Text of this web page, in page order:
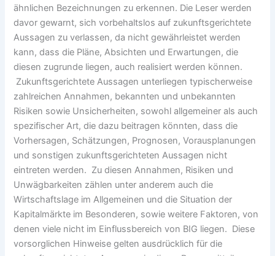
ähnlichen Bezeichnungen zu erkennen. Die Leser werden
davor gewarnt, sich vorbehaltslos auf zukunftsgerichtete
Aussagen zu verlassen, da nicht gewährleistet werden
kann, dass die Pläne, Absichten und Erwartungen, die
diesen zugrunde liegen, auch realisiert werden können.
Zukunftsgerichtete Aussagen unterliegen typischerweise
zahlreichen Annahmen, bekannten und unbekannten
Risiken sowie Unsicherheiten, sowohl allgemeiner als auch
spezifischer Art, die dazu beitragen könnten, dass die
Vorhersagen, Schätzungen, Prognosen, Vorausplanungen
und sonstigen zukunftsgerichteten Aussagen nicht
eintreten werden. Zu diesen Annahmen, Risiken und
Unwägbarkeiten zählen unter anderem auch die
Wirtschaftslage im Allgemeinen und die Situation der
Kapitalmärkte im Besonderen, sowie weitere Faktoren, von
denen viele nicht im Einflussbereich von BIG liegen. Diese
vorsorglichen Hinweise gelten ausdrücklich für die